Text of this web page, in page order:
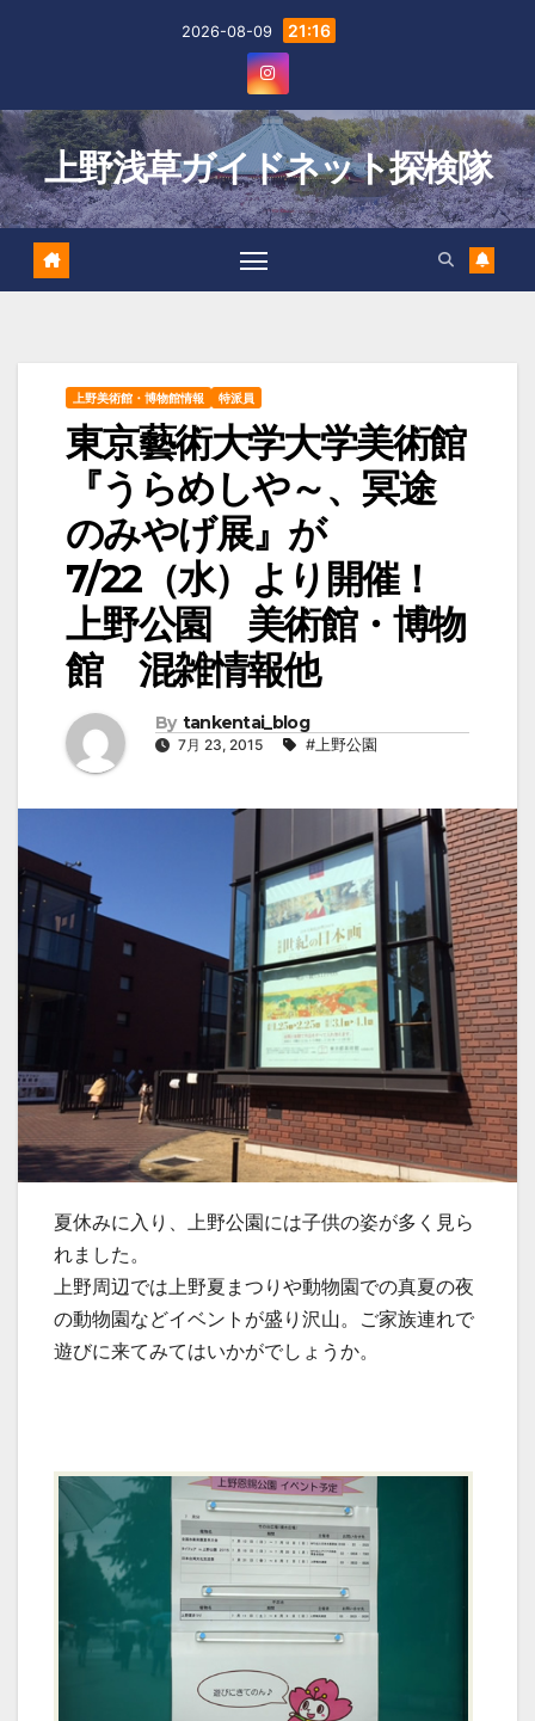
2026-08-09 21:16
上野浅草ガイドネット探検隊
上野美術館・博物館情報 特派員
東京藝術大学大学美術館
『うらめしや～、冥途
のみやげ展』が
7/22（水）より開催！
上野公園 美術館・博物
館 混雑情報他
By tankentai_blog
7月 23, 2015 #上野公園
夏休みに入り、上野公園には子供の姿が多く見ら
れました。
上野周辺では上野夏まつりや動物園での真夏の夜
の動物園などイベントが盛り沢山。ご家族連れで
遊びに来てみてはいかがでしょうか。